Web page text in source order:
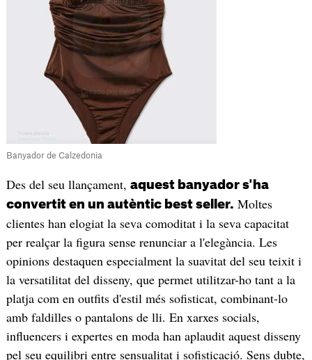
Banyador de Calzedonia
Des del seu llançament, aquest banyador s'ha
convertit en un autèntic best seller. Moltes
clientes han elogiat la seva comoditat i la seva capacitat
per realçar la figura sense renunciar a l'elegància. Les
opinions destaquen especialment la suavitat del seu teixit i
la versatilitat del disseny, que permet utilitzar-ho tant a la
platja com en outfits d'estil més sofisticat, combinant-lo
amb faldilles o pantalons de lli. En xarxes socials,
influencers i expertes en moda han aplaudit aquest disseny
pel seu equilibri entre sensualitat i sofisticació. Sens dubte,